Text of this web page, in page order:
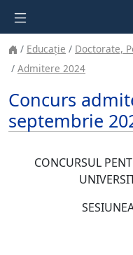
Educație Doctorate,
Admitere 2024
Concurs
septembrie
CONCURSUL